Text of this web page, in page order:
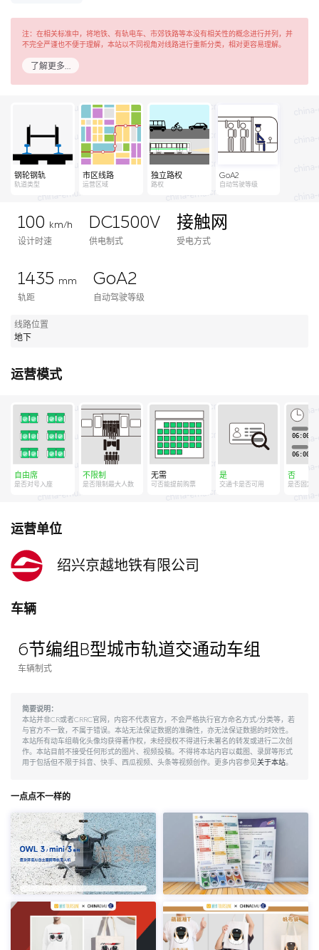
注：在相关标准中，将地铁、有轨电车、市郊铁路等本没有相关性的概念进行并列，并
不完全严谨也不便于理解，本站以不同视角对线路进行重新分类，相对更容易理解。
了解更多…
钢轮钢轨
轨道类型
市区线路
运营区域
独立路权
路权
GoA2
自动驾驶等级
100
km/h
设计时速
DC1500V
供电制式
接触网
受电方式
1435 mm
轨距
GoA2
自动驾驶等级
线路位置
地下
运营模式
自由席
是否对号入座
不限制
是否限制最大人数
无需
可否能提前购票
是
交通卡是否可用
否
是否固定
运营单位
绍兴京越地铁有限公司
车辆
6节编组B型城市轨道交通动车组
车辆制式
简要说明：
本站并非CR或者CRRC官网，内容不代表官方，不会严格执行官方命名方式/分类等，若
与官方不一致，不属于错误。本站无法保证数据的准确性，亦无法保证数据的时效性。
本站所有动车组萌化头像均获得著作权，未经授权不得进行未署名的转发或进行二次创
作。本站目前不接受任何形式的图片、视频投稿。不得将本站内容以截图、录屏等形式
用于包括但不限于抖音、快手、西瓜视频、头条等视频创作。更多内容参见关于本站。
一点点不一样的